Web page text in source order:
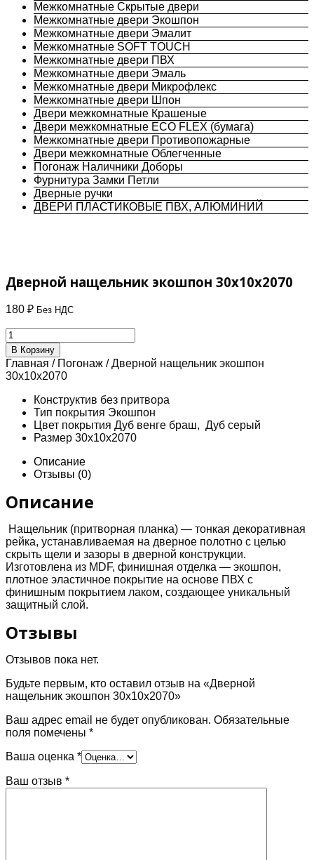
Межкомнатные Скрытые двери
Межкомнатные двери Экошпон
Межкомнатные двери Эмалит
Межкомнатные SOFT TOUCH
Межкомнатные двери ПВХ
Межкомнатные двери Эмаль
Межкомнатные двери Микрофлекс
Межкомнатные двери Шпон
Двери межкомнатные Крашеные
Двери межкомнатные ECO FLEX (бумага)
Межкомнатные двери Противопожарные
Двери межкомнатные Облегченные
Погонаж Наличники Доборы
Фурнитура Замки Петли
Дверные ручки
ДВЕРИ ПЛАСТИКОВЫЕ ПВХ, АЛЮМИНИЙ
Дверной нащельник экошпон 30х10х2070
180 ₽ Без НДС
Количество
товара
Дверной
нащельник
экошпон
30х10х2070
В Корзину
Главная / Погонаж / Дверной нащельник экошпон
30х10х2070
Конструктив без притвора
Тип покрытия Экошпон
Цвет покрытия Дуб венге браш, Дуб серый
Размер 30х10х2070
Описание
Отзывы (0)
Описание
Нащельник (притворная планка) — тонкая декоративная
рейка, устанавливаемая на дверное полотно с целью
скрыть щели и зазоры в дверной конструкции.
Изготовлена из MDF, финишная отделка — экошпон,
плотное эластичное покрытие на основе ПВХ с
финишным покрытием лаком, создающее уникальный
защитный слой.
Отзывы
Отзывов пока нет.
Будьте первым, кто оставил отзыв на «Дверной
нащельник экошпон 30х10х2070»
Ваш адрес email не будет опубликован. Обязательные
поля помечены *
Ваша оценка *
Ваш отзыв *